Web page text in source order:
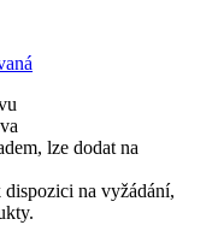
lze dodat na
dispozici na vyžádání,